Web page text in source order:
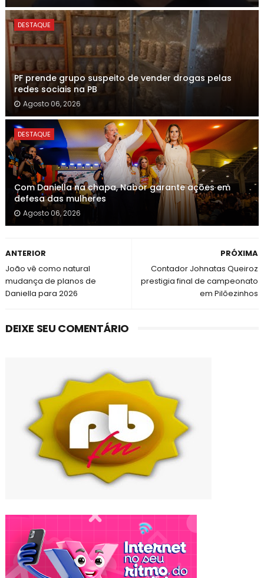
DESTAQUE
PF prende grupo suspeito de vender drogas pelas
redes sociais na PB
Agosto 06, 2026
DESTAQUE
Com Daniella na chapa, Nabor garante ações em
defesa das mulheres
Agosto 06, 2026
PRÓXIMA
Contador Johnatas Queiroz
prestigia final de campeonato
em Pilõezinhos
ANTERIOR
João vê como natural
mudança de planos de
Daniella para 2026
DEIXE SEU COMENTÁRIO